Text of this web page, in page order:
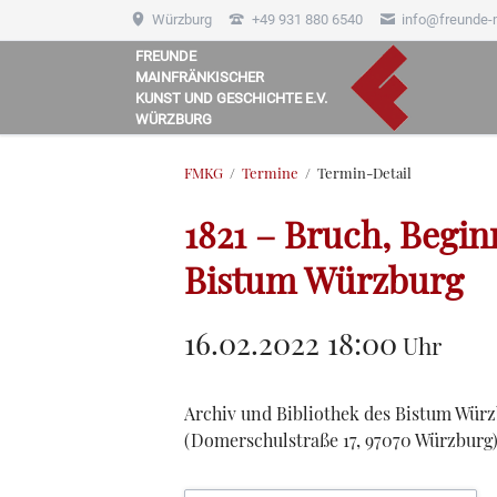
Würzburg +49 931 880 6540
FREUNDE
MAINFRÄNKISCHER
KUNST UND GESCHICHTE E.V.
WÜRZBURG
FMKG Termine Termin-Detail
1821 – Bruch,
Bistum Würzburg
16.02.2022 18:00 Uhr
Archiv und Bibliothek des Bistum
(Domerschulstraße 17, 97070 Würzburg)